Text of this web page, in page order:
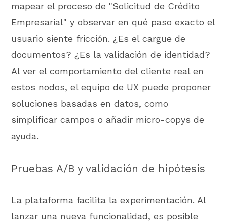
mapear el proceso de "Solicitud de Crédito
Empresarial" y observar en qué paso exacto el
usuario siente fricción. ¿Es el cargue de
documentos? ¿Es la validación de identidad?
Al ver el comportamiento del cliente real en
estos nodos, el equipo de UX puede proponer
soluciones basadas en datos, como
simplificar campos o añadir micro-copys de
ayuda.
Pruebas A/B y validación de hipótesis
La plataforma facilita la experimentación. Al
lanzar una nueva funcionalidad, es posible